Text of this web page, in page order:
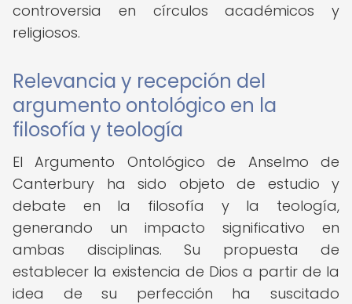
controversia en círculos académicos y
religiosos.
Relevancia y recepción del
argumento ontológico en la
filosofía y teología
El Argumento Ontológico de Anselmo de
Canterbury ha sido objeto de estudio y
debate en la filosofía y la teología,
generando un impacto significativo en
ambas disciplinas. Su propuesta de
establecer la existencia de Dios a partir de la
idea de su perfección ha suscitado